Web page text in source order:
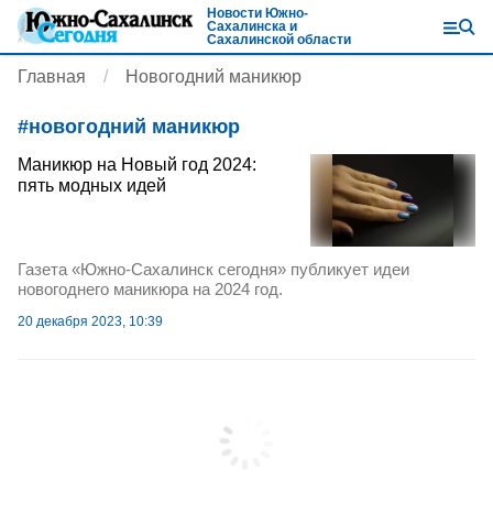
Новости Южно-
Сахалинска и
Сахалинской области
Главная Новогодний маникюр
#новогодний маникюр
Маникюр на Новый год 2024:
пять модных идей
Газета «Южно-Сахалинск сегодня» публикует идеи
новогоднего маникюра на 2024 год.
20 декабря 2023, 10:39